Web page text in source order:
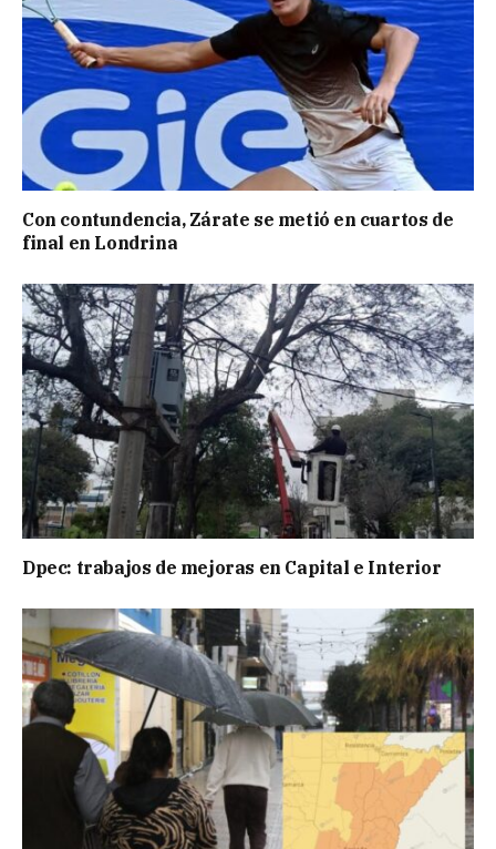
Con contundencia, Zárate se metió en cuartos de
final en Londrina
Dpec: trabajos de mejoras en Capital e Interior